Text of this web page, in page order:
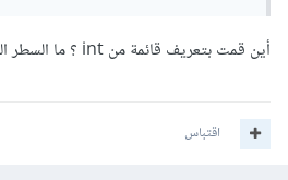
أين قمت بتعريف قائمة من int ؟ ما السطر الذي يسبب الخطأ؟
اقتباس